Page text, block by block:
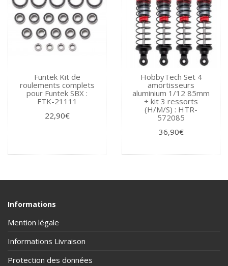
Funtek Kit de
roulements complets
pour Funtek SBX :
FTK-21111
22,90€
HobbyTech Set 4
amortisseurs
aluminium 1/12 85mm
+ kit 3 ressorts
(H/M/S) : HTR-
572085
36,90€
Informations
Mention légale
Informations Livraison
Protection des données